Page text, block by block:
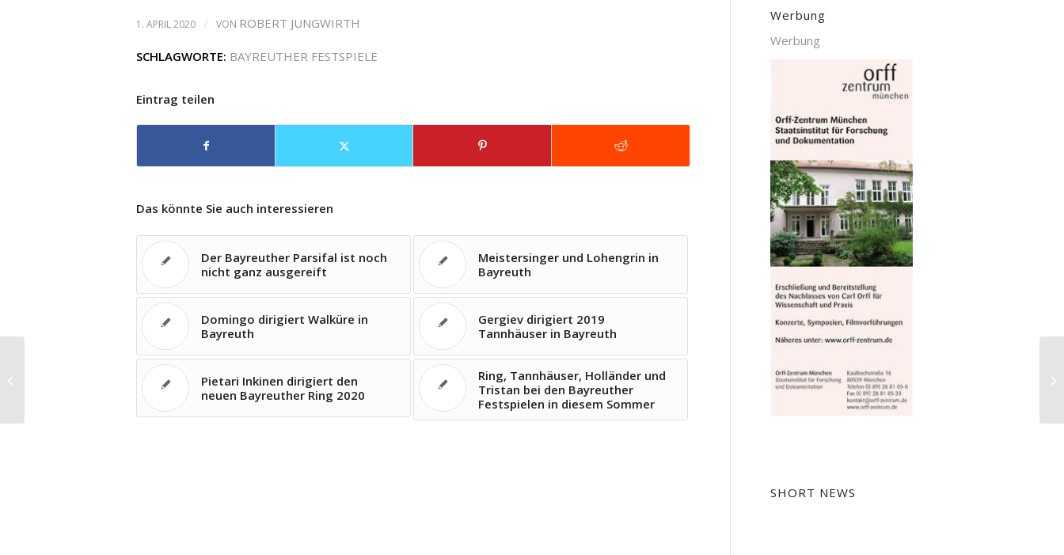
1. APRIL 2020 / VON ROBERT JUNGWIRTH
SCHLAGWORTE: BAYREUTHER FESTSPIELE
Eintrag teilen
Das könnte Sie auch interessieren
Der Bayreuther Parsifal ist noch
nicht ganz ausgereift
Meistersinger und Lohengrin in
Bayreuth
Domingo dirigiert Walküre in
Bayreuth
Gergiev dirigiert 2019
Tannhäuser in Bayreuth
Pietari Inkinen dirigiert den
neuen Bayreuther Ring 2020
Ring, Tannhäuser, Holländer und
Tristan bei den Bayreuther
Festspielen in diesem Sommer
Werbung
Werbung
SHORT NEWS